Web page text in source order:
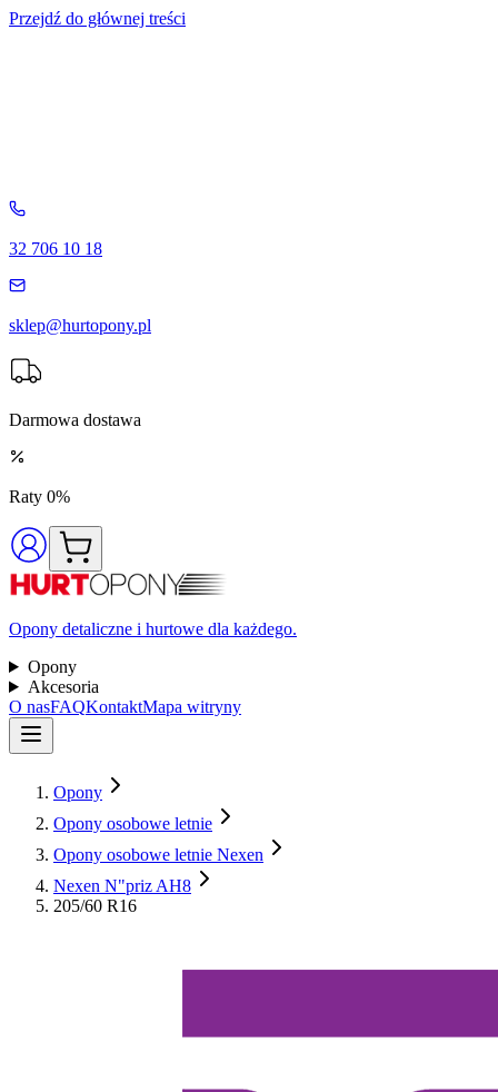
Przejdź do głównej treści
32 706 10 18
sklep@hurtopony.pl
Darmowa dostawa
Raty 0%
Opony detaliczne i hurtowe dla każdego.
Opony
Akcesoria
O nasFAQKontaktMapa witryny
Opony
Opony osobowe letnie
Opony osobowe letnie Nexen
Nexen N"priz AH8
205/60 R16